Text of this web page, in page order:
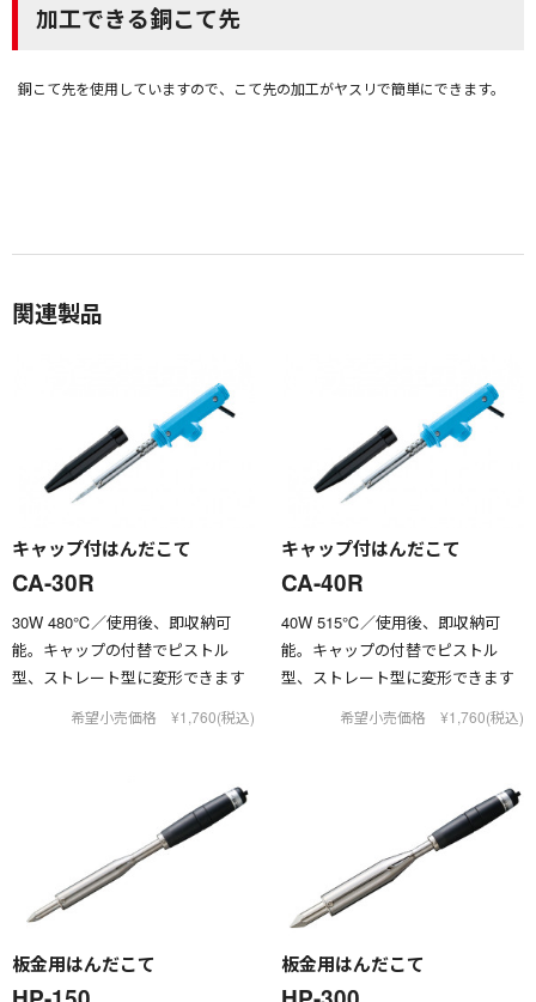
加工できる銅こて先
銅こて先を使用していますので、こて先の加工がヤスリで簡単にできます。
関連製品
キャップ付はんだこて
CA-30R
30W 480℃／使用後、即収納可
能。キャップの付替でピストル
型、ストレート型に変形できます
希望小売価格 ¥1,760(税込)
キャップ付はんだこて
CA-40R
40W 515℃／使用後、即収納可
能。キャップの付替でピストル
型、ストレート型に変形できます
希望小売価格 ¥1,760(税込)
板金用はんだこて 板金用はんだこて